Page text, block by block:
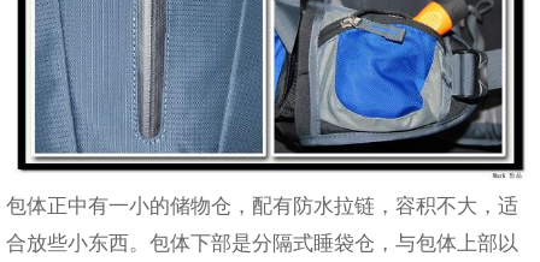
包体正中有一小的储物仓，配有防水拉链，容积不大，适
合放些小东西。包体下部是分隔式睡袋仓，与包体上部以